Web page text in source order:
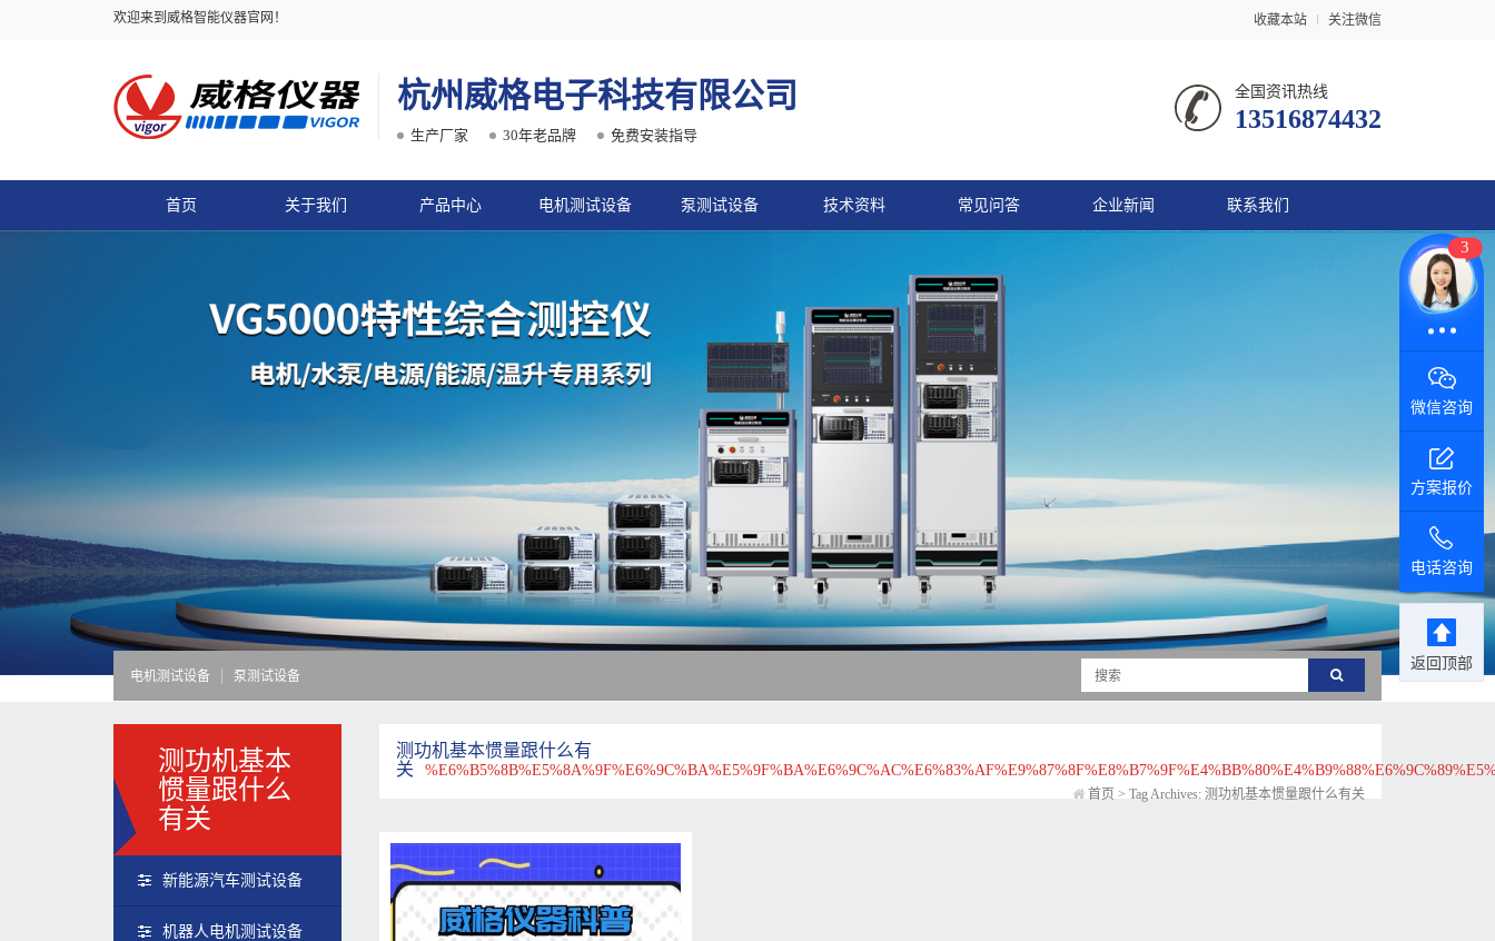
欢迎来到威格智能仪器官网！ 收藏本站 关注微信
杭州威格电子科技有限公司
生产厂家 30年老品牌 免费安装指导
全国资讯热线
13516874432
首页 关于我们 产品中心 电机测试设备 泵测试设备 技术资料 常见问答 企业新闻 联系我们
电机测试设备 泵测试设备
测功机基本
惯量跟什么
有关
新能源汽车测试设备
机器人电机测试设备
测功机基本惯量跟什么有
关
首页 > Tag Archives: 测功机基本惯量跟什么有关
3
在线咨询
微信咨询
方案报价
电话咨询
返回顶部